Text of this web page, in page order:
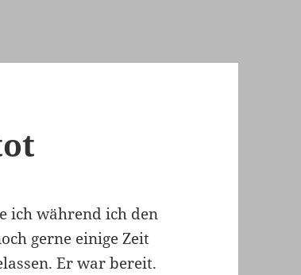
ich während ich den
gerne einige Zeit
Er war bereit.